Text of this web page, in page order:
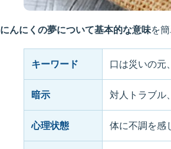
にんにくの夢について基本的な意味を
キーワード 口は災いの元
暗示 対人トラブル
心理状態 体に不調を感